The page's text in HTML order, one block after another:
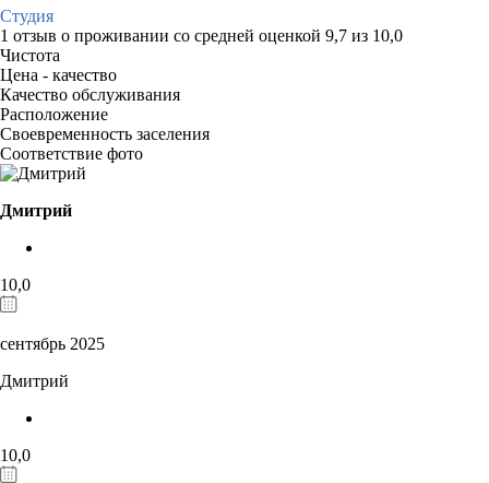
Студия
1 отзыв о проживании со средней оценкой 9,7 из 10,0
Чистота
Цена - качество
Качество обслуживания
Расположение
Своевременность заселения
Соответствие фото
Дмитрий
10,0
сентябрь 2025
Дмитрий
10,0